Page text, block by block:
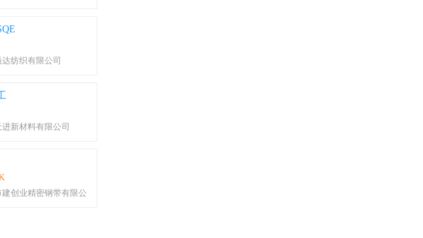
达纺织有限公司
进新材料有限公司
建创业精密钢带有限公